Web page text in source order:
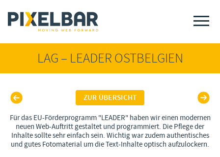
LAG – LEADER OSTBELGIEN
ZUR ÜBERSICHT
Für das EU-Förderprogramm "LEADER" haben wir einen modernen
neuen Web-Auftritt gestaltet und programmiert. Die Pflege der
Inhalte sollte sehr einfach sein. Wichtig war zudem authentisches
und gutes Fotomaterial um die Text-Inhalte optisch aufzulockern.